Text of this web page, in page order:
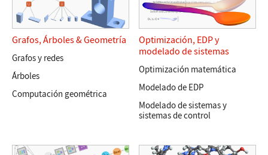
Grafos,Árboles&Geometría
Grafos y redes
Árboles
Computación geométrica
Optimización, EDP y
modelado de sistemas
Optimización matemática
Modelado de EDP
Modelado de sistemas y
sistemas de control